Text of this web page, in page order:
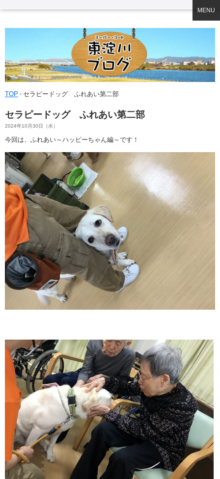
MENU
TOP セラピードッグ ふれあい第二部
セラピードッグ ふれあい第二部
2024年10月30日（水）
今回は、ふれあい～ハッピーちゃん編～です！